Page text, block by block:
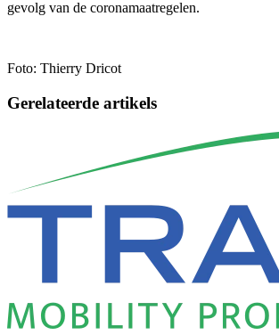
gevolg van de coronamaatregelen.
Foto: Thierry Dricot
Gerelateerde artikels